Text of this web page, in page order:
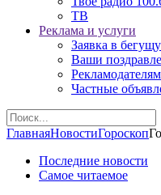
ТВ
Реклама и услуги
Заявка в
Ваши
Рекламодателям
Частные
ГлавнаяНовостиГороскоп
Последние новости
Самое читаемое